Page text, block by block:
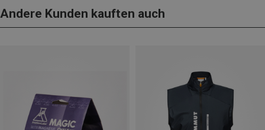
Andere Kunden kauften auch